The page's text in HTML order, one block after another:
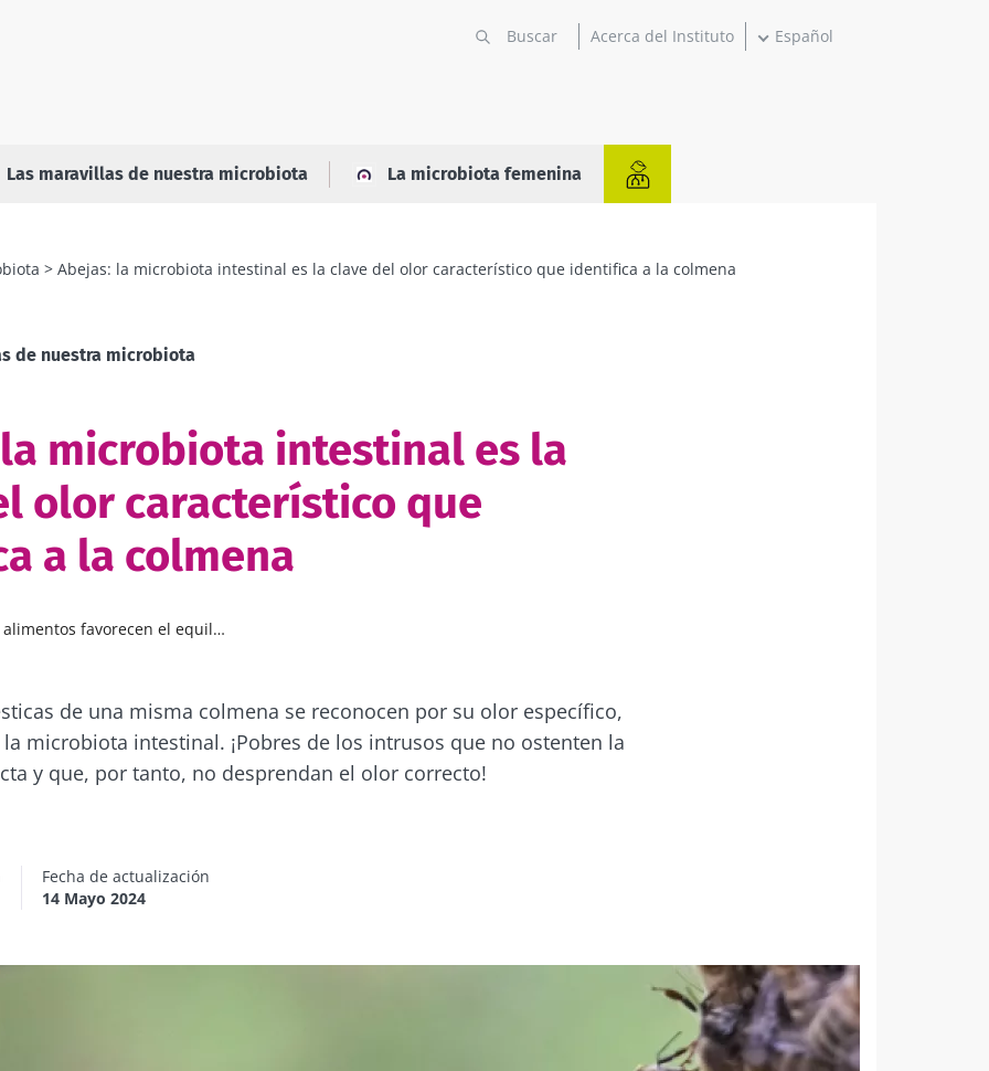
Acerca del Instituto Español
Las maravillas de nuestra microbiota La microbiota femenina
Abejas: la microbiota intestinal es la clave del olor característico que identifica a la colmena
de nuestra microbiota
microbiota intestinal es la
olor característico que
a la colmena
favorecen el equilibrio de la microbiota?
de una misma colmena se reconocen por su olor específico,
microbiota intestinal. ¡Pobres de los intrusos que no ostenten la
y que, por tanto, no desprendan el olor correcto!
Fecha de actualización
14 Mayo 2024